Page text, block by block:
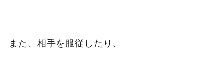
また、相手を服従したり、